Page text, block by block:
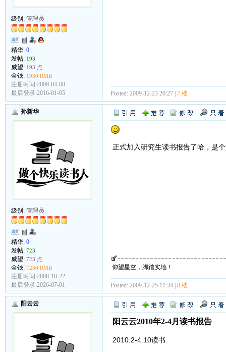
级别: 管理员
精华: 0
发帖: 193
威望: 193 点
金钱: 1930 RMB
注册时间:2009-04-08
最后登录:2016-01-05
Posted: 2009-12-23 20:27 | 7 楼
孙新华
级别: 管理员
精华: 0
发帖: 723
威望: 723 点
金钱: 7230 RMB
注册时间:2008-10-22
最后登录:2026-07-01
正式加入研究生读书报告了哈，是
仰望星空，脚踏实地！
Posted: 2009-12-25 11:34 | 8 楼
阳云云
阳云云2010年2-4月读书报告
2010.2-4.10读书